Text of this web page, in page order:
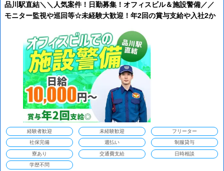
品川駅直結＼＼人気案件！日勤募集！オフィスビル＆施設警備／／
モニター監視や巡回等☆未経験大歓迎！年2回の賞与支給や入社2か
交通費全額支給！
経験者歓迎 未経験歓迎 フリーター
社保完備 週払い 制服貸与
寮あり 交通費支給 日時相談
学歴不問